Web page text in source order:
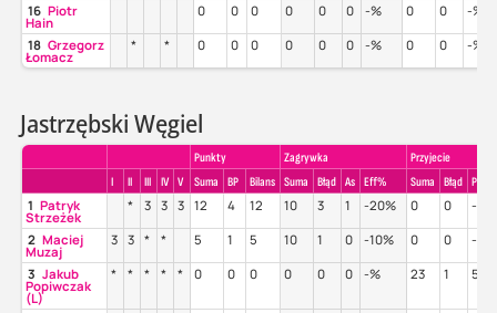
16 Piotr
Hain
0 0 0 0 0 0 -% 0 0 -%
18 Grzegorz
Łomacz
* * 0 0 0 0 0 0 -% 0 0 -%
Jastrzębski Węgiel
Punkty Zagrywka
Przyjecie
I
II III IV V Suma BP Bilans Suma Błąd As Eff% Suma Błąd Poz%
1 Patryk
Strzeżek
* 3 3 3 12 4 12 10 3 1 -20% 0 0 -%
2 Maciej
Muzaj
3 3 * * 5 1 5 10 1 0 -10% 0 0 -%
3 Jakub
Popiwczak
(L)
* * * * * 0 0 0 0 0 0 -% 23 1 57%